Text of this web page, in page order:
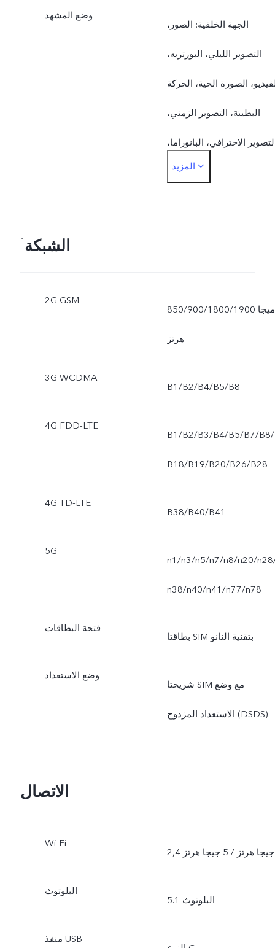
وضع المشهد
الجهة الخلفية: الصور،
التصوير الليلي، البورتريه،
الصورة الحية، الحركة
البطيئة، التصوير الزمني،
الاحترافي، البانوراما،
المستندات، ‎50 MP، العرض
المزيد
الشبكة 1
2G GSM
850/900/1800/1900 ميجا
هرتز
3G WCDMA
B1/B2/B4/B5/B8
4G FDD-LTE
B1/B2/B3/B4/B5/B7/B8/
B18/B19/B20/B26/B28
4G TD-LTE
B38/B40/B41
5G
n1/n3/n5/n7/n8/n20/
n38/n40/n41/n77/n78
فتحة البطاقات
بطاقتا SIM بتقنية النانو
وضع الاستعداد
شريحتا SIM مع وضع
الاستعداد المزدوج (DSDS)
الاتصال
Wi-Fi
2,4 جيجا هرتز / 5 جيجا هرتز
البلوتوث
البلوتوث 5.1
منفذ USB